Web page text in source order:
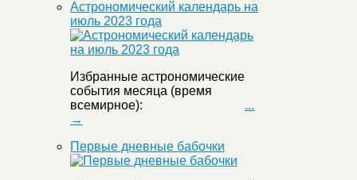
Астрономический календарь на
июль 2023 года
Избранные астрономические
события месяца (время
всемирное): ...
→
Первые дневные бабочки